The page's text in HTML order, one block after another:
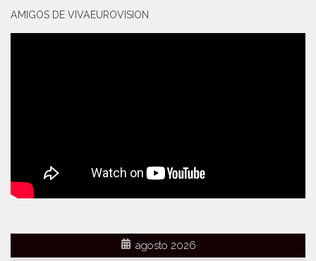
AMIGOS DE VIVAEUROVISION
agosto 2026